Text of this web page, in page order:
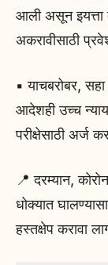
आली असून इयत्ता
अकरावीसाठी
▪️ याचबरोबर,
आदेशही उच्च
परीक्षेसाठी अर्ज
📍 दरम्यान,
धोक्यात
हस्तक्षेप करावा